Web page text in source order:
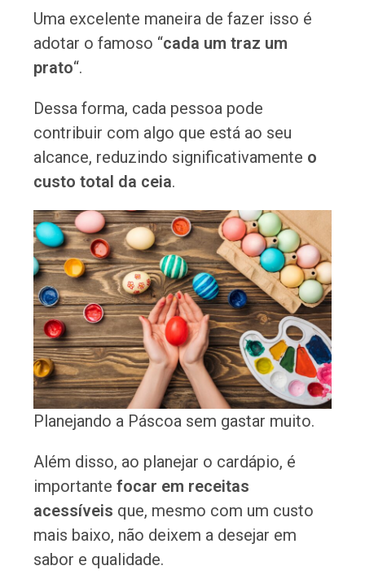
Uma excelente maneira de fazer isso é
adotar o famoso “cada um traz um
prato“.
Dessa forma, cada pessoa pode
contribuir com algo que está ao seu
alcance, reduzindo significativamente o
custo total da ceia.
Planejando a Páscoa sem gastar muito.
Além disso, ao planejar o cardápio, é
importantefocar em receitas
acessíveis que, mesmo com um custo
mais baixo, não deixem a desejar em
sabor e qualidade.